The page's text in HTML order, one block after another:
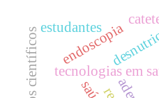
tecnologias em
endoscopia
estudantes